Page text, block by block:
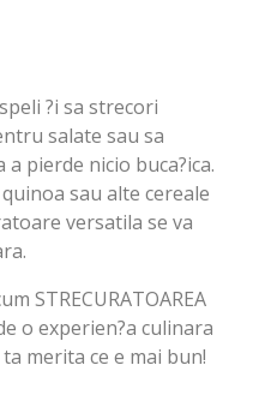
?i sa strecori
salate sau sa
pierde nicio buca?ica.
sau alte cereale
versatila se va
STRECURATOAREA
o experien?a culinara
merita ce e mai bun!